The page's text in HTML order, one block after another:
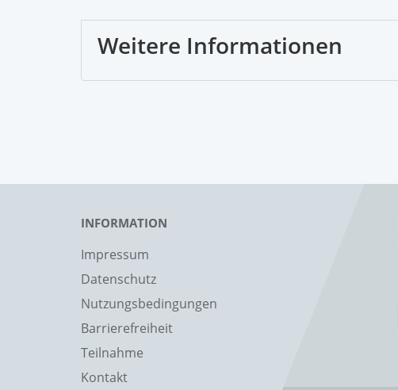
Weitere Informationen
INFORMATION
Impressum
Datenschutz
Nutzungsbedingungen
Barrierefreiheit
Teilnahme
Kontakt